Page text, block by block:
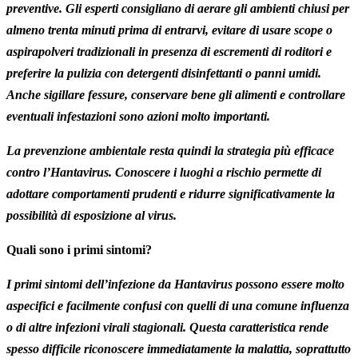
preventive. Gli esperti consigliano di aerare gli ambienti chiusi per
almeno trenta minuti prima di entrarvi, evitare di usare scope o
aspirapolveri tradizionali in presenza di escrementi di roditori e
preferire la pulizia con detergenti disinfettanti o panni umidi.
Anche sigillare fessure, conservare bene gli alimenti e controllare
eventuali infestazioni sono azioni molto importanti.
La prevenzione ambientale resta quindi la strategia più efficace
contro l’Hantavirus. Conoscere i luoghi a rischio permette di
adottare comportamenti prudenti e ridurre significativamente la
possibilità di esposizione al virus.
Quali sono i primi sintomi?
I primi sintomi dell’infezione da Hantavirus possono essere molto
aspecifici e facilmente confusi con quelli di una comune influenza
o di altre infezioni virali stagionali. Questa caratteristica rende
spesso difficile riconoscere immediatamente la malattia, soprattutto